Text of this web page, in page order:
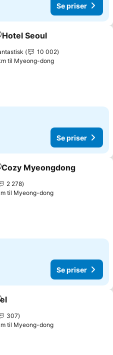
Se priser
til i favoritter
Hotel Seoul
10 002
til Myeong-dong
Se priser
til i favoritter
Myeongdong
2 278
til Myeong-dong
Se priser
til i favoritter
307
til Myeong-dong